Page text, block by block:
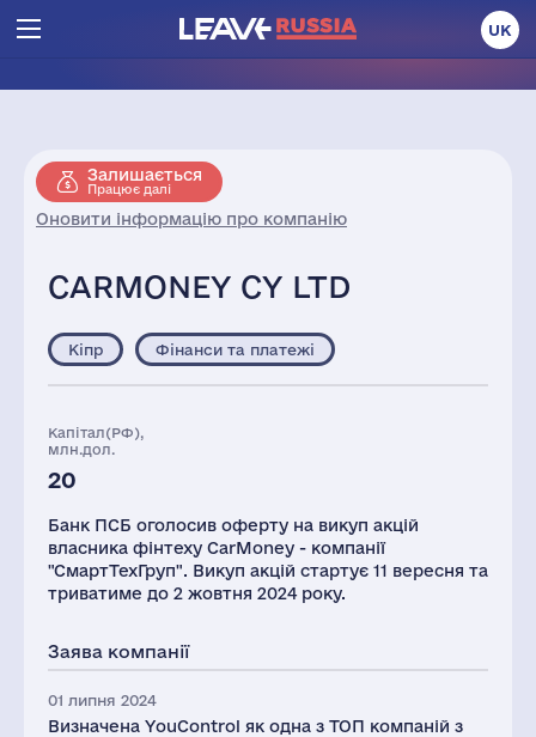
UK
Залишається
Працює далі
Оновити інформацію про компанію
CARMONEY CY LTD
Кіпр Фінанси та платежі
Капітал(РФ),
млн.дол.
20
Банк ПСБ оголосив оферту на викуп акцій
власника фінтеху CarMoney - компанії
"СмартТехГруп". Викуп акцій стартує 11 вересня та
триватиме до 2 жовтня 2024 року.
Заява компанії
01 липня 2024
Визначена YouControl як одна з ТОП компаній з